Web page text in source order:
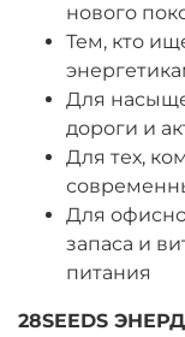
нового
Тем, кто
Для
дороги и
Для тех,
Для
запаса и
питания
28SEEDS